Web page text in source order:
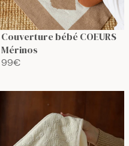
Couverture bébé COEURS
Mérinos
R
G
99€